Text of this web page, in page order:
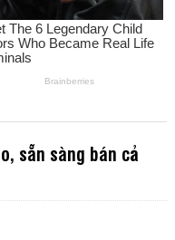
sẵn sàng bán cả